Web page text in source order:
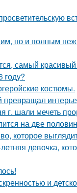
но и полным
самый
году?
костюмы.
превращал
г. шали мечеть
на две
которое
девочка,
и